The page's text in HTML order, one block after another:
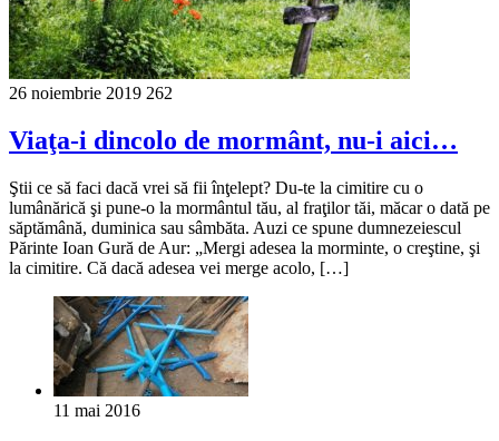
26 noiembrie 2019 262
Viaţa-i dincolo de mormânt, nu-i aici…
Ştii ce să faci dacă vrei să fii înţelept? Du-te la cimitire cu o
lumânărică şi pune-o la mormântul tău, al fraţilor tăi, măcar o dată pe
săptămână, duminica sau sâmbăta. Auzi ce spune dumnezeiescul
Părinte Ioan Gură de Aur: „Mergi adesea la morminte, o creştine, şi
la cimitire. Că dacă adesea vei merge acolo, […]
11 mai 2016